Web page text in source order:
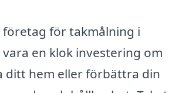
för takmålning i
en klok investering om
ditt hem eller förbättra din